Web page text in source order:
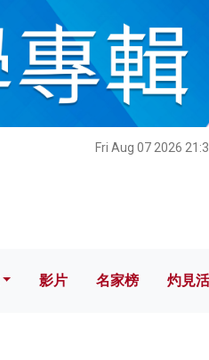
Fri Aug 07 2026
影片 名家榜
影片 名家榜 灼見